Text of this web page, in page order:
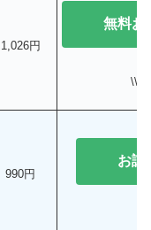
1,026円
無料お
990円
お試